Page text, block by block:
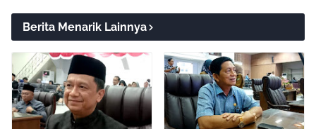
Berita Menarik Lainnya